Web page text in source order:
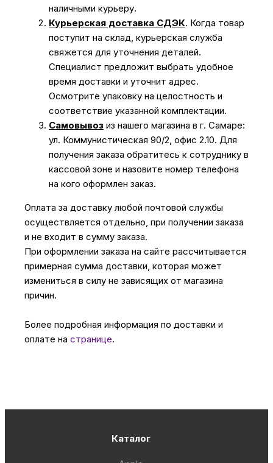
наличными курьеру.
Курьерская доставка СДЭК. Когда товар
поступит на склад, курьерская служба
свяжется для уточнения деталей.
Специалист предложит выбрать удобное
время доставки и уточнит адрес.
Осмотрите упаковку на целостность и
соответствие указанной комплектации.
Самовывоз из нашего магазина в г. Самаре:
ул. Коммунистическая 90/2, офис 2.10. Для
получения заказа обратитесь к сотруднику в
кассовой зоне и назовите номер телефона
на кого оформлен заказ.
Оплата за доставку любой почтовой службы
осуществляется отдельно, при получении заказа
и не входит в сумму заказа.
При оформлении заказа на сайте рассчитывается
примерная сумма доставки, которая может
измениться в силу не зависящих от магазина
причин.
Более подробная информация по доставки и
оплате на странице.
Каталог